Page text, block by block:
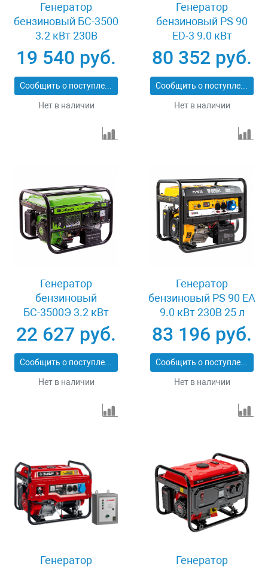
Генератор
бензиновый БС-3500
3.2 кВт 230В
четырехтактный 15 л
ручной стартер
Сибртех 94544
19 540 руб.
Сообщить о поступлении
Нет в наличии
Генератор
бензиновый PS 90
ED-3 9.0 кВт
переключение
режима 230 В/400 В
25 л электростартер
Denzel 946944
80 352 руб.
Сообщить о поступлении
Нет в наличии
Генератор
бензиновый
БС-3500Э 3.2 кВт
230В 4-х тактный 15 л
электростартер
Сибртех 94538
22 627 руб.
Сообщить о поступлении
Нет в наличии
Генератор
бензиновый PS 90 EA
9.0 кВт 230В 25 л
коннектор
автоматики
электростартер
Denzel 946934
83 196 руб.
Сообщить о поступлении
Нет в наличии
Генератор
Генератор